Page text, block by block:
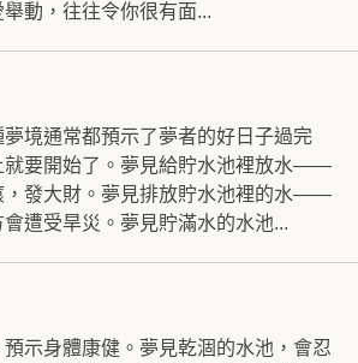
動，往往令你很有面...
境通常都預示了夢者的好日子過完
就要開始了。夢見給貯水池裡放水——
，發大財。夢見排放貯水池裡的水——
遭受旱災。夢見貯滿水的水池...
示身體康健。夢見乾涸的水池，會忍